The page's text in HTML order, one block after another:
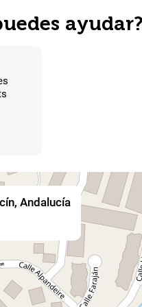
Andalucía